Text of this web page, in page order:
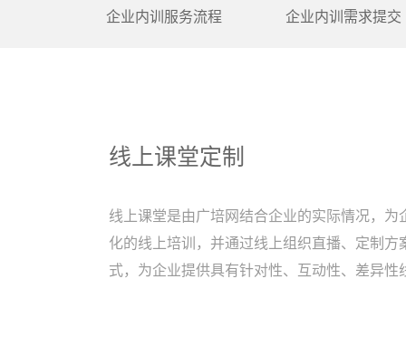
企业内训服务流程 企业内训需求提交
线上课堂定制
线上课堂是由广培网结合企业的实际情况，为
化的线上培训，并通过线上组织直播、定制方
式，为企业提供具有针对性、互动性、差异性